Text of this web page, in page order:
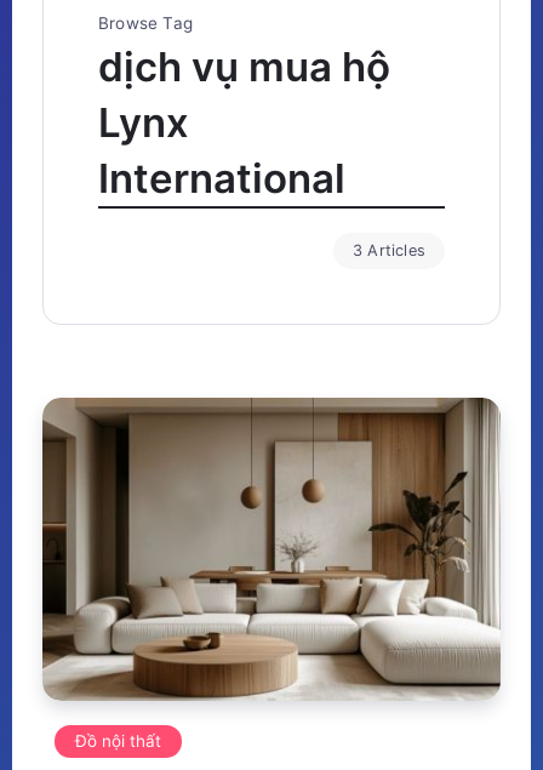
Browse Tag
dịch vụ mua hộ
Lynx
International
3 Articles
Đồ nội thất